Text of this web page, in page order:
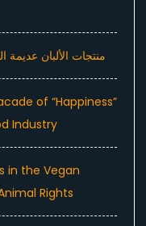
منتجات الألبان
of “Happiness”
Industry
in the Vegan
Rights